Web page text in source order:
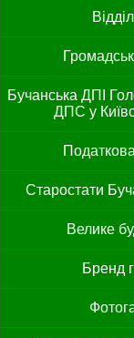
Бучанська ДПІ
ДПС у
Старостати
Велике
Бренд